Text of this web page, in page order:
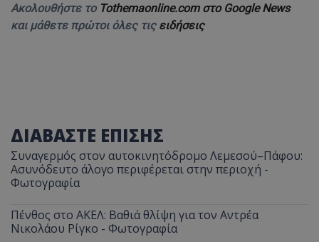
Ακολουθήστε το Tothemaonline.com στο Google News
και μάθετε πρώτοι όλες τις ειδήσεις
ΔΙΑΒΑΣΤΕ ΕΠΙΣΗΣ
Συναγερμός στον αυτοκινητόδρομο Λεμεσού–Πάφου:
Ασυνόδευτο άλογο περιφέρεται στην περιοχή -
Φωτογραφία
Πένθος στο ΑΚΕΛ: Βαθιά θλίψη για τον Αντρέα
Νικολάου Ρίγκο - Φωτογραφία